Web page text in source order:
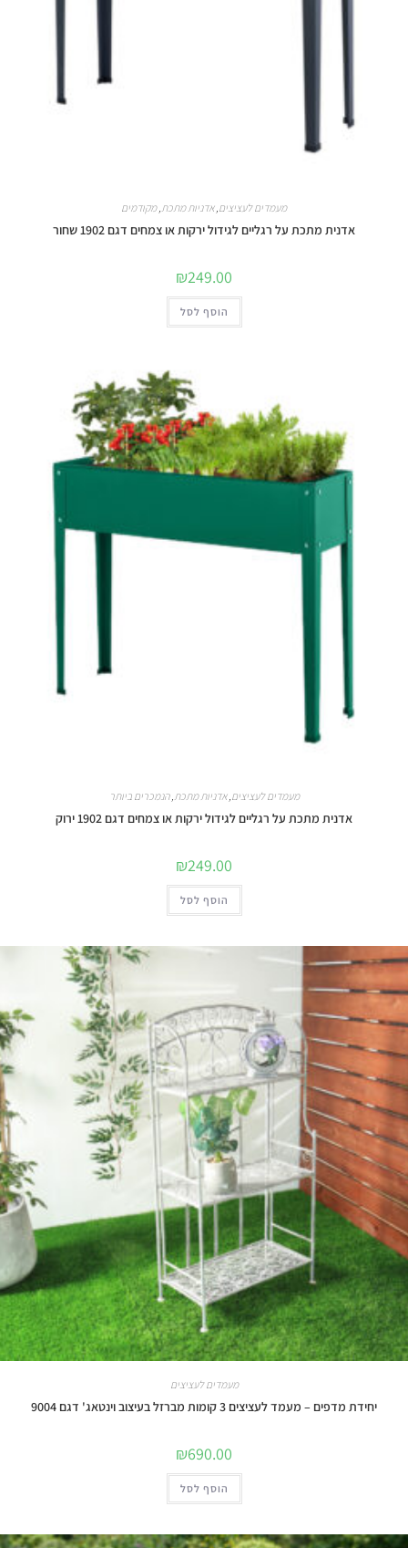
מעמדים לעציצים,אדניות מתכת,מקודמים
אדנית מתכת על רגליים לגידול ירקות או צמחים דגם 1902 שחור
₪249.00
הוסף לסל
מעמדים לעציצים,אדניות מתכת,הנמכרים ביותר
אדנית מתכת על רגליים לגידול ירקות או צמחים דגם 1902 ירוק
₪249.00
הוסף לסל
מעמדים לעציצים
יחידת מדפים – מעמד לעציצים 3 קומות מברזל בעיצוב וינטאג' דגם 9004
₪690.00
הוסף לסל